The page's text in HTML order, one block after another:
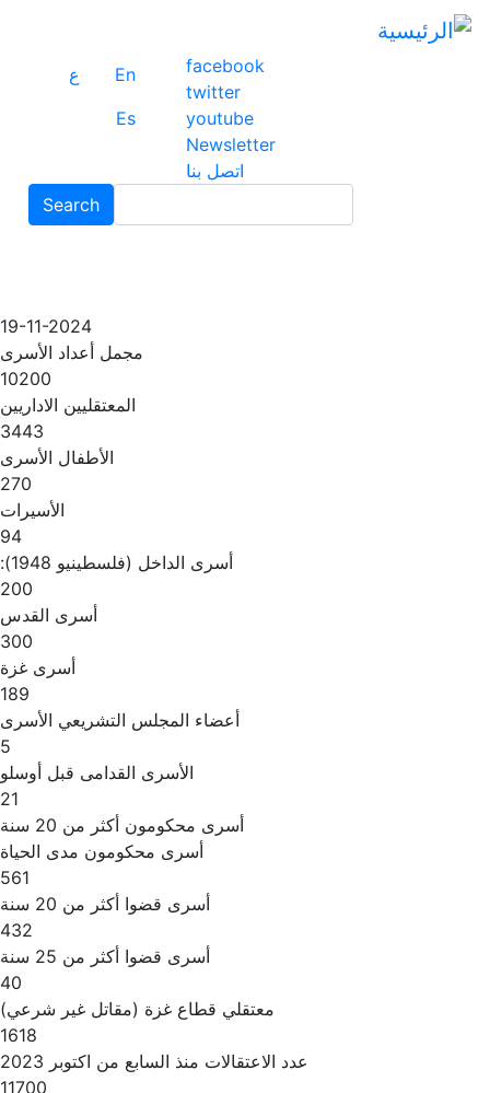
facebook
twitter
youtube
Newsletter
اتصل بنا
En
ع
Es
Search
Search
19-11-2024
مجمل أعداد الأسرى
10200
المعتقليين الاداريين
3443
الأطفال الأسرى
270
الأسيرات
94
أسرى الداخل (فلسطينيو 1948):
200
أسرى القدس
300
أسرى غزة
189
أعضاء المجلس التشريعي الأسرى
5
الأسرى القدامى قبل أوسلو
21
أسرى محكومون أكثر من 20 سنة
أسرى محكومون مدى الحياة
561
أسرى قضوا أكثر من 20 سنة
432
أسرى قضوا أكثر من 25 سنة
40
معتقلي قطاع غزة (مقاتل غير شرعي)
1618
عدد الاعتقالات منذ السابع من اكتوبر 2023
11700